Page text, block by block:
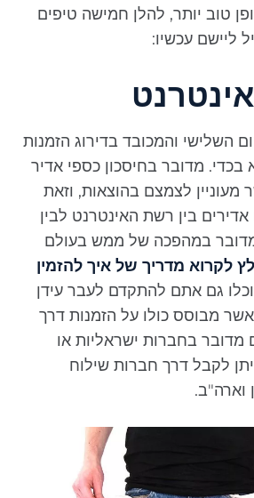
טוב יותר, להלן חמישה טיפים
עכשיו:
השלישי והמכובד בדירוג הזמנות
מדובר בחיסכון כספי אדיר
לצמצם בהוצאות, וזאת
בין רשת האינטרנט לבין
במהפכה של ממש בעולם
לקרוא מדריך של איך להזמין
גם אתם להתקדם לעבר עידן
מבוסס כולו על הזמנות דרך
בחברות ישראליות או
לקבל דרך חברות שילוח